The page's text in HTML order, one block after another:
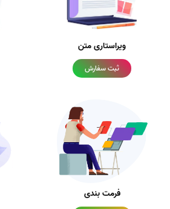
ویراستاری متن
ثبت سفارش
فرمت بندی